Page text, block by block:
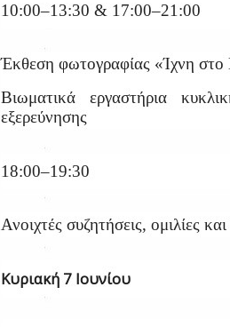
10:00–13:30 & 17:00–21:00
Έκθεση φωτογραφίας «Ίχνη
Βιωματικά εργαστήρια
εξερεύνησης
18:00–19:30
Ανοιχτές συζητήσεις, ομιλίες
Κυριακή 7 Ιουνίου